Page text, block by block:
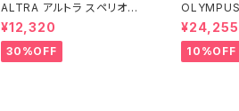
ALTRA アルトラ スペリオー
ル 5 メンズ Blue/Orange
¥12,320
30%OFF
OLYMPUS
6）ウィメ
¥24,255
10%OFF